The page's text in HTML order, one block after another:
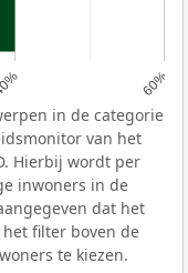
60%
in de categorie
van het
Hierbij wordt per
inwoners in de
dat het
filter boven de
te kiezen.